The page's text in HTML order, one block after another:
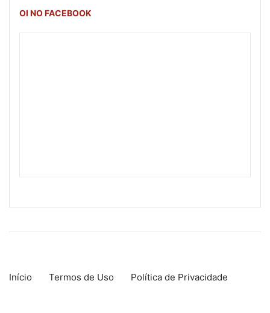
OI NO FACEBOOK
Início Termos de Uso Política de Privacidade